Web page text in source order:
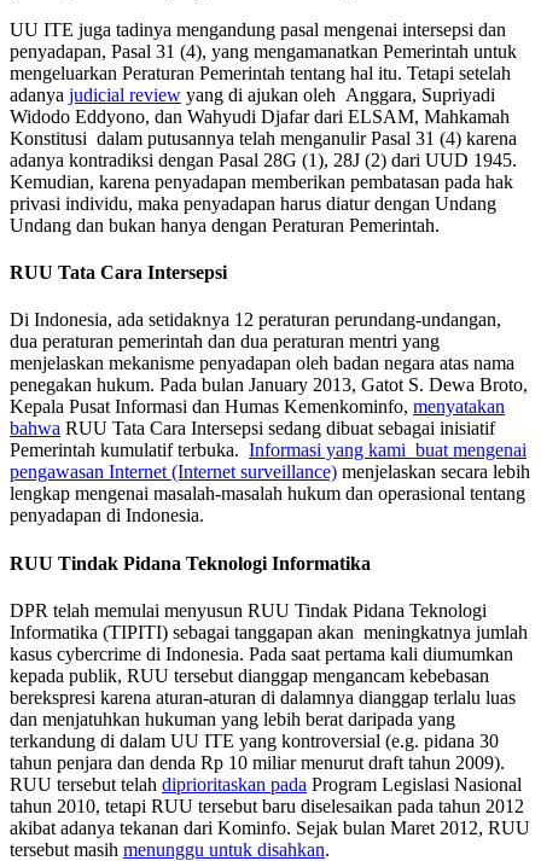
UU ITE juga tadinya mengandung pasal mengenai intersepsi dan
penyadapan, Pasal 31 (4), yang mengamanatkan Pemerintah untuk
mengeluarkan Peraturan Pemerintah tentang hal itu. Tetapi setelah
adanya judicial review yang di ajukan oleh Anggara, Supriyadi
Widodo Eddyono, dan Wahyudi Djafar dari ELSAM, Mahkamah
Konstitusi dalam putusannya telah menganulir Pasal 31 (4) karena
adanya kontradiksi dengan Pasal 28G (1), 28J (2) dari UUD 1945.
Kemudian, karena penyadapan memberikan pembatasan pada hak
privasi individu, maka penyadapan harus diatur dengan Undang
Undang dan bukan hanya dengan Peraturan Pemerintah.
RUU Tata Cara Intersepsi
Di Indonesia, ada setidaknya 12 peraturan perundang-undangan,
dua peraturan pemerintah dan dua peraturan mentri yang
menjelaskan mekanisme penyadapan oleh badan negara atas nama
penegakan hukum. Pada bulan January 2013, Gatot S. Dewa Broto,
Kepala Pusat Informasi dan Humas Kemenkominfo, menyatakan
bahwa RUU Tata Cara Intersepsi sedang dibuat sebagai inisiatif
Pemerintah kumulatif terbuka. Informasi yang kami buat mengenai
pengawasan Internet (Internet surveillance) menjelaskan secara lebih
lengkap mengenai masalah-masalah hukum dan operasional tentang
penyadapan di Indonesia.
RUU Tindak Pidana Teknologi Informatika
DPR telah memulai menyusun RUU Tindak Pidana Teknologi
Informatika (TIPITI) sebagai tanggapan akan meningkatnya jumlah
kasus cybercrime di Indonesia. Pada saat pertama kali diumumkan
kepada publik, RUU tersebut dianggap mengancam kebebasan
berekspresi karena aturan-aturan di dalamnya dianggap terlalu luas
dan menjatuhkan hukuman yang lebih berat daripada yang
terkandung di dalam UU ITE yang kontroversial (e.g. pidana 30
tahun penjara dan denda Rp 10 miliar menurut draft tahun 2009).
RUU tersebut telah diprioritaskan pada Program Legislasi Nasional
tahun 2010, tetapi RUU tersebut baru diselesaikan pada tahun 2012
akibat adanya tekanan dari Kominfo. Sejak bulan Maret 2012, RUU
tersebut masih menunggu untuk disahkan.